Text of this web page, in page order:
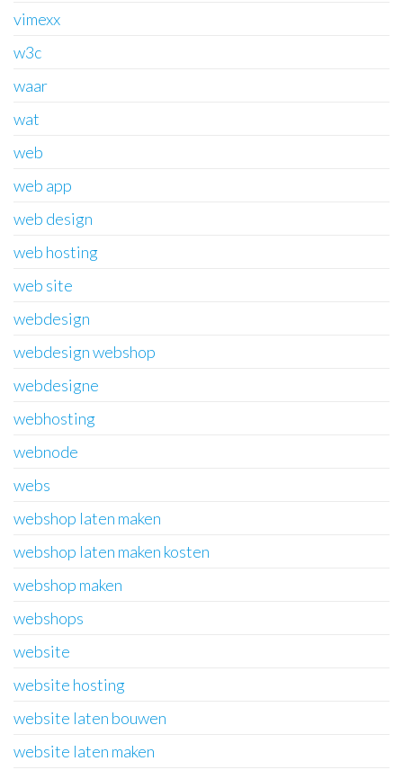
vimexx
w3c
waar
wat
web
web app
web design
web hosting
web site
webdesign
webdesign webshop
webdesigne
webhosting
webnode
webs
webshop laten maken
webshop laten maken kosten
webshop maken
webshops
website
website hosting
website laten bouwen
website laten maken